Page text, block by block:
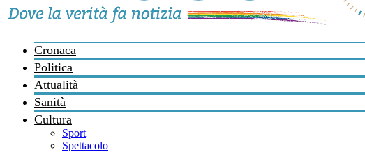
Cronaca
Politica
Attualità
Sanità
Cultura
Sport
Spettacolo